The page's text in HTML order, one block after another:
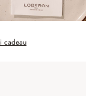
cadeau